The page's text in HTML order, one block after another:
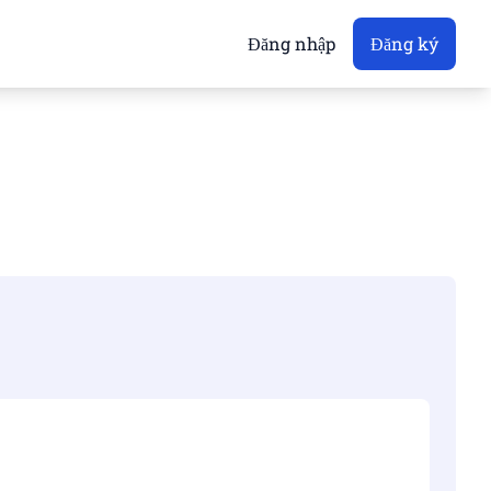
Đăng nhập Đăng ký